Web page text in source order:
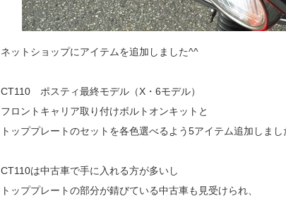
ネットショップにアイテムを追加しました^^
CT110 ポスティ最終モデル（X・6モデル）
フロントキャリア取り付けボルトオンキットと
トッププレートのセットを各色選べるよう5アイテム追加しま
CT110は中古車で手に入れる方が多いし
トッププレートの部分が錆びている中古車も見受けられ、